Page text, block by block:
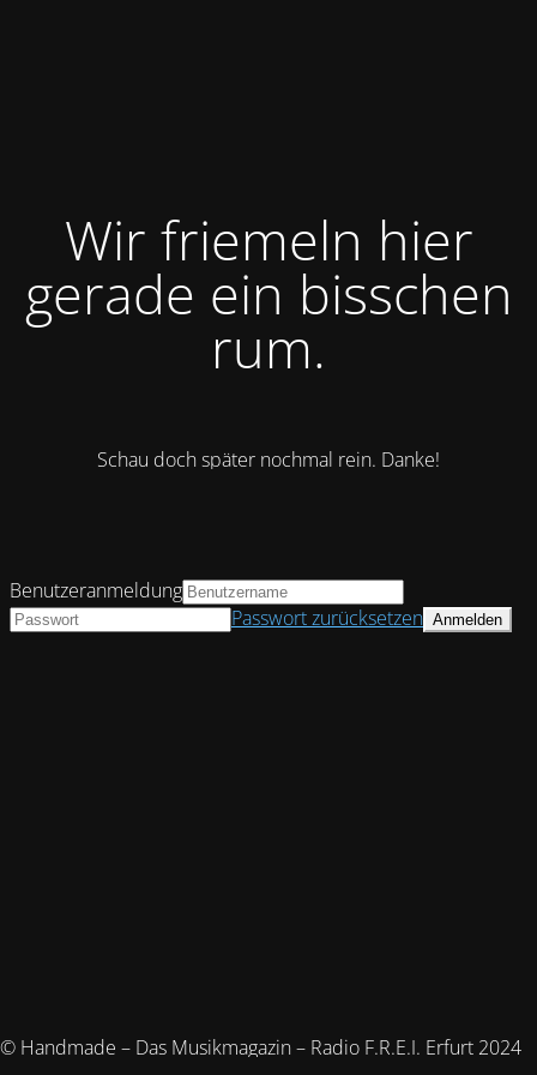
Wir friemeln hier
gerade ein bisschen
rum.
Schau doch später nochmal rein. Danke!
© Handmade – Das Musikmagazin – Radio F.R.E.I. Erfurt 2024
Benutzeranmeldung
Passwort zurücksetzen